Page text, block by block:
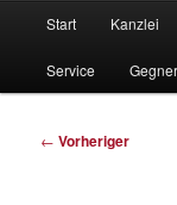
Start Kanzlei
Service
Beitragsnavigation
← Vorheriger